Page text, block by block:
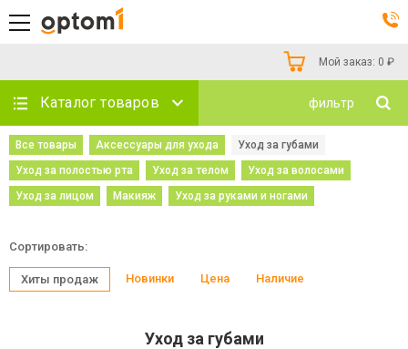
Мой заказ: 0 ₽
Каталог товаров фильтр
Все товары Аксессуары для ухода
Уход за губами
Уход за полостью рта
Уход за телом
Уход за волосами
Уход за лицом
Макияж Уход за руками и ногами
Сортировать:
Хиты продаж Новинки Цена Наличие
Уход за губами